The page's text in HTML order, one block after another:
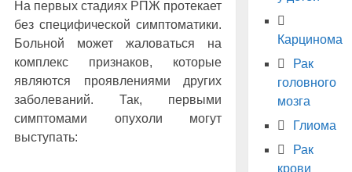
На первых стадиях РПЖ протекает
без специфической симптоматики.
Больной может жаловаться на
комплекс признаков, которые
являются проявлениями других
заболеваний. Так, первыми
симптомами опухоли могут
выступать:
Карцинома
Рак
головного
мозга
Глиома
Рак
крови